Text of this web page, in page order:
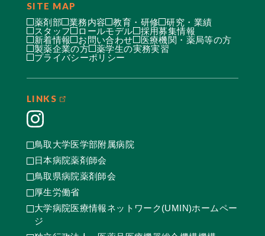
SITE MAP
薬剤部 業務内容 教育・研修
研究・業績
スタッフ
ロールモデル
採用募集情報
新着情報
お問い合わせ
医療機関・薬局等の方
製薬企業の方
薬学生の実務実習
プライバシーポリシー
LINKS
鳥取大学医学部附属病院
日本病院薬剤師会
鳥取県病院薬剤師会
厚生労働省
大学病院医療情報ネットワーク(UMIN)ホームペー
ジ